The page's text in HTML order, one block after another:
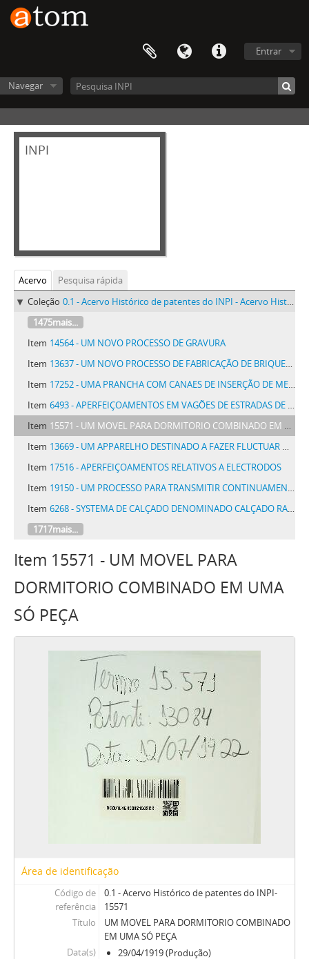
Entrar
Navegar
INPI
Acervo
Pesquisa rápida
Coleção 0.1 - Acervo Histórico de patentes do INPI - Acervo Histórico de patentes do INPI
1475mais...
Item 14564 - UM NOVO PROCESSO DE GRAVURA
Item 13637 - UM NOVO PROCESSO DE FABRICAÇÃO DE BRIQUETTES DE TURFA OU CARVÃO
Item 17252 - UMA PRANCHA COM CANAES DE INSERÇÃO DE MEIOS DE ATAR PARA PRENSAS DE ENFARDAR
Item 6493 - APERFEIÇOAMENTOS EM VAGÕES DE ESTRADAS DE FERRO E SEMELHANTES
Item 15571 - UM MOVEL PARA DORMITORIO COMBINADO EM UMA SÓ PEÇA
Item 13669 - UM APPARELHO DESTINADO A FAZER FLUCTUAR NAVIOS SUBMERGIDOS
Item 17516 - APERFEIÇOAMENTOS RELATIVOS A ELECTRODOS
Item 19150 - UM PROCESSO PARA TRANSMITIR CONTINUAMENTE PRESSÃO A LIQUIDOS POR MEIO DE VAPOR DAGUA, GAZES OU VAPORES COMPRIMIDOS
Item 6268 - SYSTEMA DE CALÇADO DENOMINADO CALÇADO RAID
1717mais...
Item 15571 - UM MOVEL PARA
DORMITORIO COMBINADO EM UMA
SÓ PEÇA
Área de identificação
Código de
referência
0.1 - Acervo Histórico de patentes do INPI-
15571
Título
UM MOVEL PARA DORMITORIO COMBINADO
EM UMA SÓ PEÇA
Data(s)
29/04/1919 (Produção)